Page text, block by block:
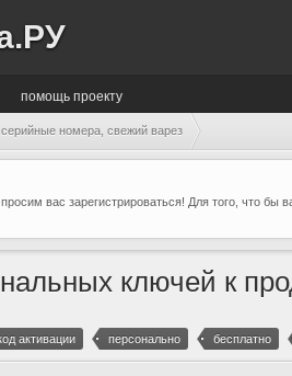
помощь проекту
серийные номера, свежий варез
вас зарегистрироваться! Для того, что бы
ключей к
активации персонально бесплатно